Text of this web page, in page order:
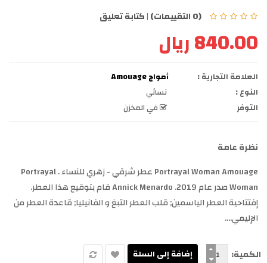
(0 التقييمات) |كتابة تعليق
840.00 ريال
العلامة التجارية :
أمواج Amouage
النوع :
نسائي
التوفر
في المخزن
نظرة عامة
Portrayal Woman Amouage عطر شرقي - زهري للنساء . Portrayal
Woman صدر عام 2019. Annick Menardo قام بتوقيع هذا العطر.
إفتتاحية العطر الياسمين; قلب العطر التبغ و الفانيليا; قاعدة العطر من
الإليمي....
الكمية: